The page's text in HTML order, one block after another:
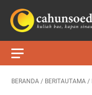
BERANDA / BERITAUTAMA /